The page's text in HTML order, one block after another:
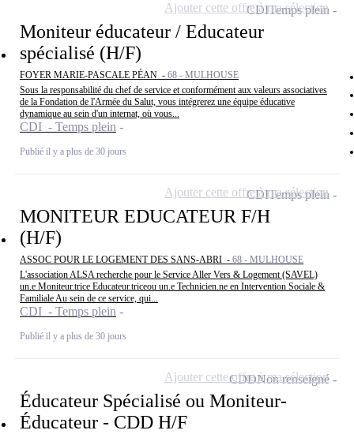
Moniteur éducateur / Educateur
spécialisé (H/F)
FOYER MARIE-PASCALE PÉAN - 68 - MULHOUSE
Sous la responsabilité du chef de service et conformément aux valeurs associatives
de la Fondation de l'Armée du Salut, vous intégrerez une équipe éducative
dynamique au sein d'un internat, où vous...
CDI - Temps plein
Publié il y a plus de 30 jours
CDITemps plein
Ajouter cette offre à ma sélection
MONITEUR EDUCATEUR F/H
(H/F)
ASSOC POUR LE LOGEMENT DES SANS-ABRI - 68 - MULHOUSE
L'association ALSA recherche pour le Service Aller Vers & Logement (SAVEL)
un.e Moniteur.trice Educateur.triceou un.e Technicien.ne en Intervention Sociale &
Familiale Au sein de ce service, qui...
CDI - Temps plein
Publié il y a plus de 30 jours
CDITemps plein
Ajouter cette offre à ma sélection
Éducateur Spécialisé ou Moniteur-
Éducateur - CDD H/F
CDDNon renseigné
Ajouter cette offre à ma sélection